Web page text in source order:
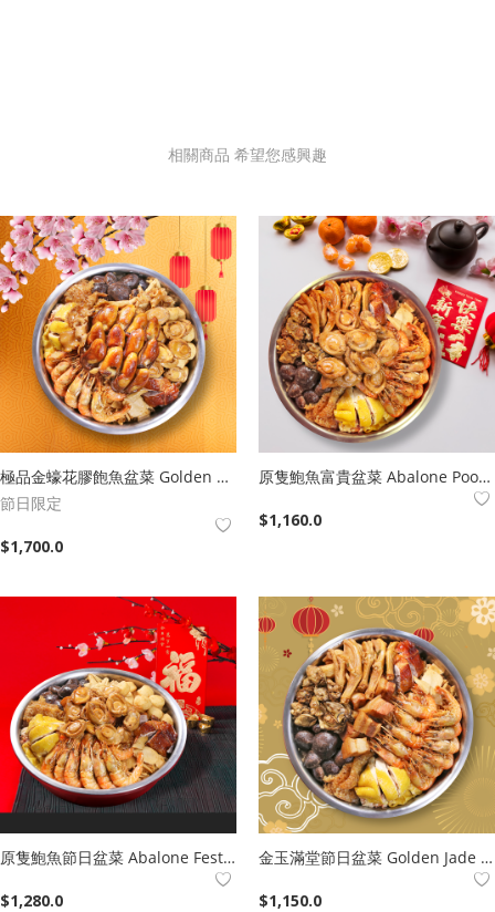
相關商品 希望您感興趣
極品金蠔花膠飽魚盆菜 Golden Oyster Fish Maw Stuffed Fish Poon Choi
節日限定
$1,700.0
原隻鮑魚富貴盆菜 Abalone Poon Choi
$1,160.0
原隻鮑魚節日盆菜 Abalone Festive Poon Choi
$1,280.0
金玉滿堂節日盆菜 Golden Jade Poon Choi
$1,150.0